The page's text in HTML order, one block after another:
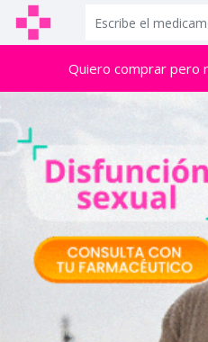
Quiero comprar pero